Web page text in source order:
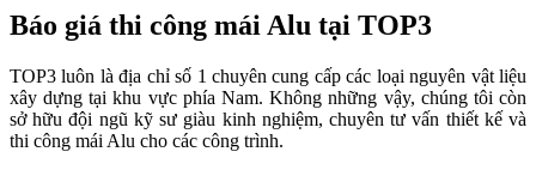
Báo giá thi công mái Alu tại TOP3
TOP3 luôn là địa chỉ số 1 chuyên cung cấp các loại nguyên vật liệu
xây dựng tại khu vực phía Nam. Không những vậy, chúng tôi còn
sở hữu đội ngũ kỹ sư giàu kinh nghiệm, chuyên tư vấn thiết kế và
thi công mái Alu cho các công trình.